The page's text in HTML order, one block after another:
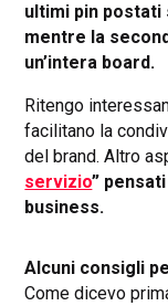
ultimi pin
mentre la
un’intera board.
Ritengo
facilitano la
del brand. Altro
servizio”
business.
Alcuni consigli
Come dicevo